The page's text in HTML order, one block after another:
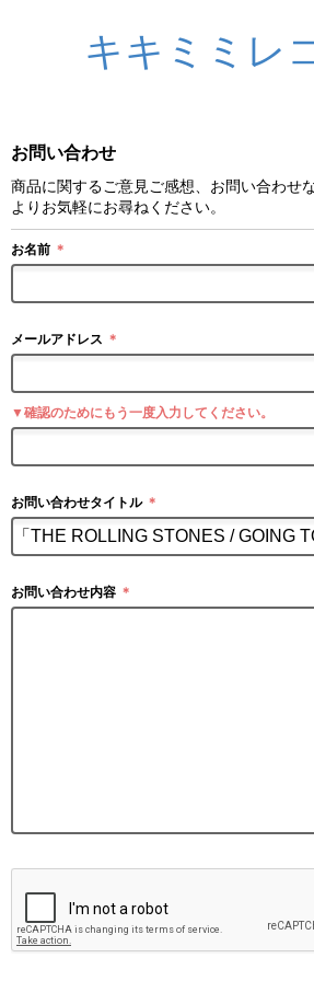
キキミミレ
お問い合わせ
商品に関するご意見ご感想、お問い合わせ
よりお気軽にお尋ねください。
お名前 ＊
メールアドレス ＊
▼確認のためにもう一度入力してください。
お問い合わせタイトル ＊
お問い合わせ内容 ＊